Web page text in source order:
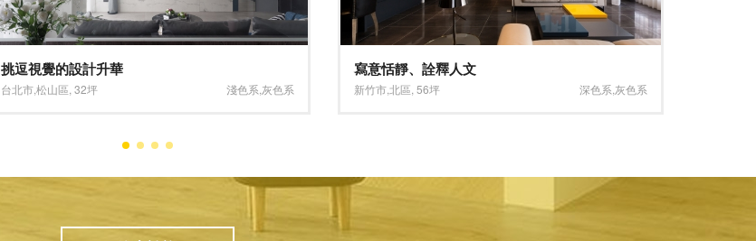
寫意恬靜、詮釋人文
新竹市北區,56坪 深色系 灰色系
金山客家小館
台北市松山區,29坪 深色系 灰色系